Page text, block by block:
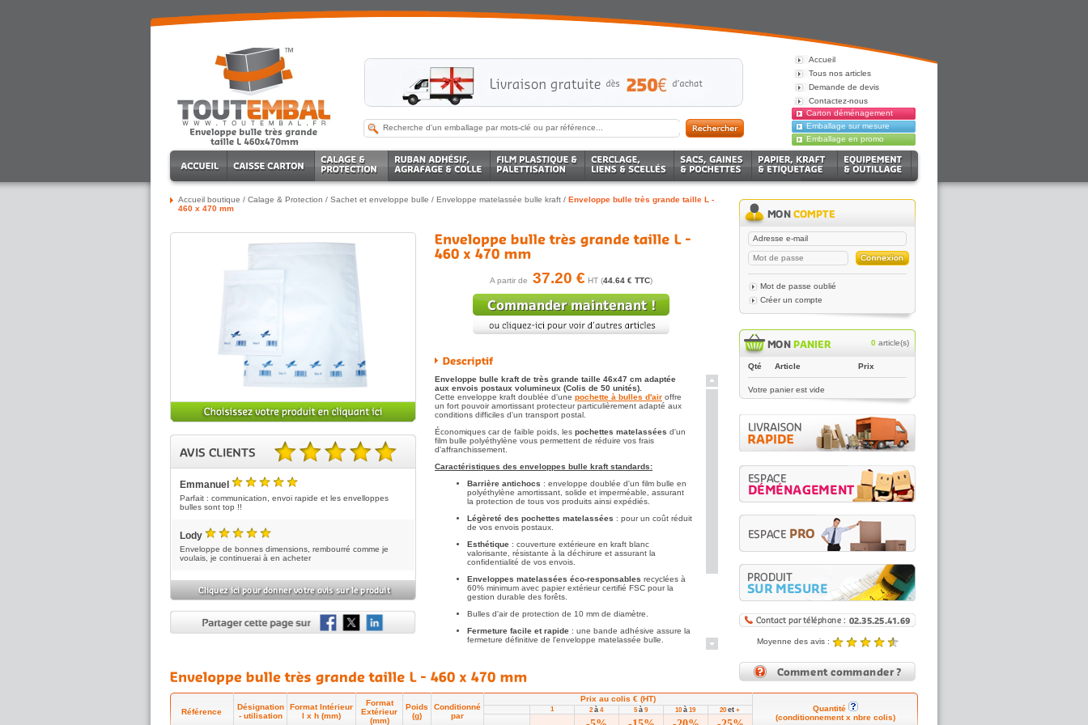
Accueil boutique / Calage & Protection / Sachet et enveloppe bulle / Enveloppe matelassée bulle kraft / Enveloppe bulle très grande taille L -
460 x 470 mm
5.00 sur 5 basé sur 2 note(s).
Emmanuel
5 /5
Parfait : communication, envoi rapide et les envelloppes
bulles sont top !!
Lody
5
Enveloppe de bonnes dimensions, rembourré comme je
voulais, je continuerai à en acheter
A partir de 37.20 € HT (44.64 € TTC)
Enveloppe bulle kraft de très grande taille 46x47 cm adaptée
aux envois postaux volumineux (Colis de 50 unités).
Cette enveloppe kraft doublée d'une pochette à bulles d'air offre
un fort pouvoir amortissant protecteur particulièrement adapté aux
conditions difficiles d'un transport postal.
Économiques car de faible poids, les pochettes matelassées d'un
film bulle polyéthylène vous permettent de réduire vos frais
d'affranchissement.
Caractéristiques des enveloppes bulle kraft standards:
Barrière antichocs : enveloppe doublée d'un film bulle en
polyéthylène amortissant, solide et imperméable, assurant
la protection de tous vos produits ainsi expédiés.
Légèreté des pochettes matelassées : pour un coût réduit
de vos envois postaux.
Esthétique : couverture extérieure en kraft blanc
valorisante, résistante à la déchirure et assurant la
confidentialité de vos envois.
Enveloppes matelassées éco-responsables recyclées à
60% minimum avec papier extérieur certifié FSC pour la
gestion durable des forêts.
Bulles d'air de protection de 10 mm de diamètre.
Fermeture facile et rapide : une bande adhésive assure la
fermeture définitive de l'enveloppe matelassée bulle.
A consulter également pour les produits très fragiles:
enveloppes en kraft renforcé à très grosses bulles d'air
ultra-haute protection contre les chocs.
Bien choisir le format de son enveloppe bulle:
Mot de passe oublié
Créer un compte
0 article(s)
Qté Article Prix
Votre panier est vide
Moyenne des avis :
Noté4.89/5 |8431reviews
Référence
Désignation
- utilisation
Format Intérieur
l x h (mm)
Format
Extérieur
(mm)
Poids
(g)
Conditionné
par
Prix au colis € (HT)
Quantité
(conditionnement x nbre colis)
1 2à 4 5à 9 10 à 19 20 et +
Accueil
Tous nos articles
Demande de devis
Contactez-nous
Carton déménagement
Emballage sur mesure
Emballage en promo